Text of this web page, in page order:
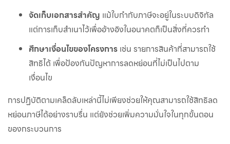
จัดเก็บเอกสารสำคัญ แม้ใบกำกับภาษีจะอยู่ในระบบดิจิทัล
แต่การเก็บสำเนาไว้เพื่ออ้างอิงในอนาคตก็เป็นสิ่งที่ควรทำ
ศึกษาเงื่อนไขของโครงการเช่น รายการสินค้าที่สามารถใช้
สิทธิได้ เพื่อป้องกันปัญหาการลดหย่อนที่ไม่เป็นไปตาม
เงื่อนไข
การปฏิบัติตามเคล็ดลับเหล่านี้ไม่เพียงช่วยให้คุณสามารถใช้สิทธิลด
หย่อนภาษีได้อย่างราบรื่น แต่ยังช่วยเพิ่มความมั่นใจในทุกขั้นตอน
ของกระบวนการ